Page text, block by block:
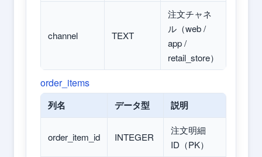
channel TEXT
注文チャネ
ル（web /
app /
retail_store）
order_items
列名 データ型 説明
order_item_id INTEGER
注文明細
ID（PK）